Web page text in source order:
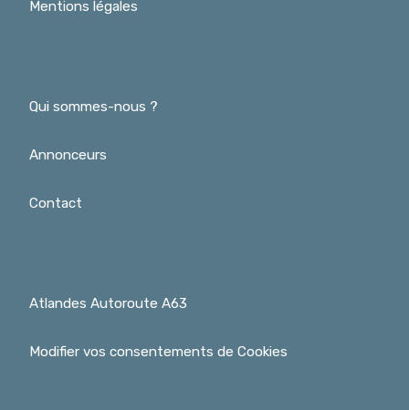
Mentions légales
Qui sommes-nous ?
Annonceurs
Contact
Atlandes Autoroute A63
Modifier vos consentements de Cookies